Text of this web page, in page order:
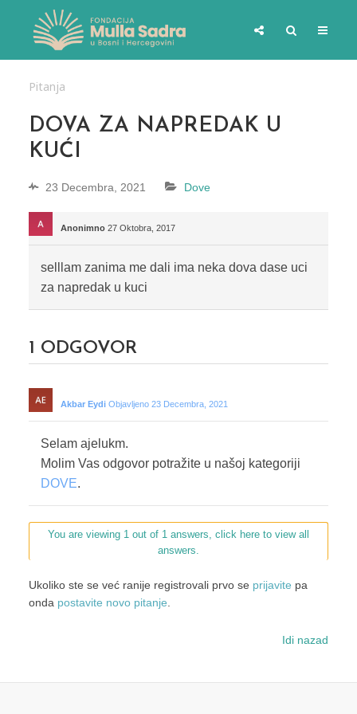
Pitanja
DOVA ZA NAPREDAK U
KUĆI
23 Decembra, 2021 Dove
Anonimno 27 Oktobra, 2017
selllam zanima me dali ima neka dova dase uci
za napredak u kuci
1 ODGOVOR
Akbar Eydi Objavljeno 23 Decembra, 2021
Selam ajelukm.
Molim Vas odgovor potražite u našoj kategoriji
DOVE.
You are viewing 1 out of 1 answers, click here to view all
answers.
Ukoliko ste se već ranije registrovali prvo se prijavite pa
onda postavite novo pitanje.
Idi nazad